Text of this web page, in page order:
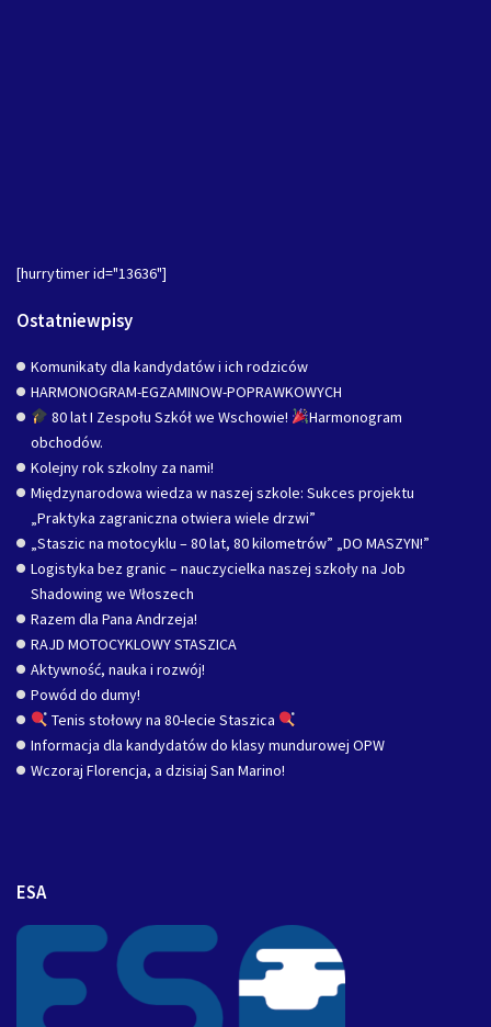
[hurrytimer id="13636"]
Ostatniewpisy
Komunikaty dla kandydatów i ich rodziców
HARMONOGRAM-EGZAMINOW-POPRAWKOWYCH
80 lat I Zespołu Szkół we Wschowie!
Harmonogram
obchodów.
Kolejny rok szkolny za nami!
Międzynarodowa wiedza w naszej szkole: Sukces projektu
„Praktyka zagraniczna otwiera wiele drzwi”
„Staszic na motocyklu – 80 lat, 80 kilometrów” „DO MASZYN!”
Logistyka bez granic – nauczycielka naszej szkoły na Job
Shadowing we Włoszech
Razem dla Pana Andrzeja!
RAJD MOTOCYKLOWY STASZICA
Aktywność, nauka i rozwój!
Powód do dumy!
Tenis stołowy na 80-lecie Staszica
Informacja dla kandydatów do klasy mundurowej OPW
Wczoraj Florencja, a dzisiaj San Marino!
ESA